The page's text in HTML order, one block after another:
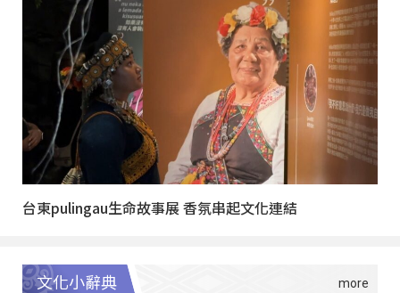
台東pulingau生命故事展 香氛串起文化連結
文化小辭典